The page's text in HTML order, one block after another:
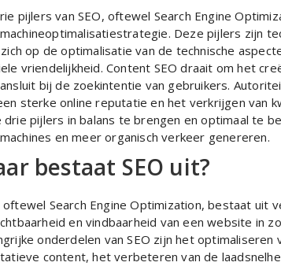
pijlers van SEO, oftewel Search Engine
Deze pijlers zijn
op de optimalisatie van de technische
vriendelijkheid. Content SEO draait om het
bij de zoekintentie van gebruikers.
sterke online reputatie en het verkrijgen van
drie pijlers in balans te brengen en optimaal te
en meer organisch verkeer genereren.
bestaat SEO uit?
oftewel Search Engine Optimization, bestaat uit
en vindbaarheid van een website in
onderdelen van SEO zijn het
content, het verbeteren van de